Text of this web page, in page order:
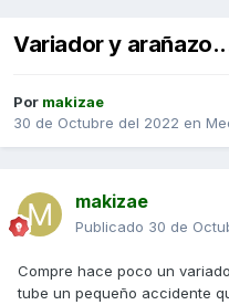
Variador y
Por makizae
30 de Octubre del 2022 en
makizae
Publicado 30 de
Compre hace poco un
tube un pequeño accidente